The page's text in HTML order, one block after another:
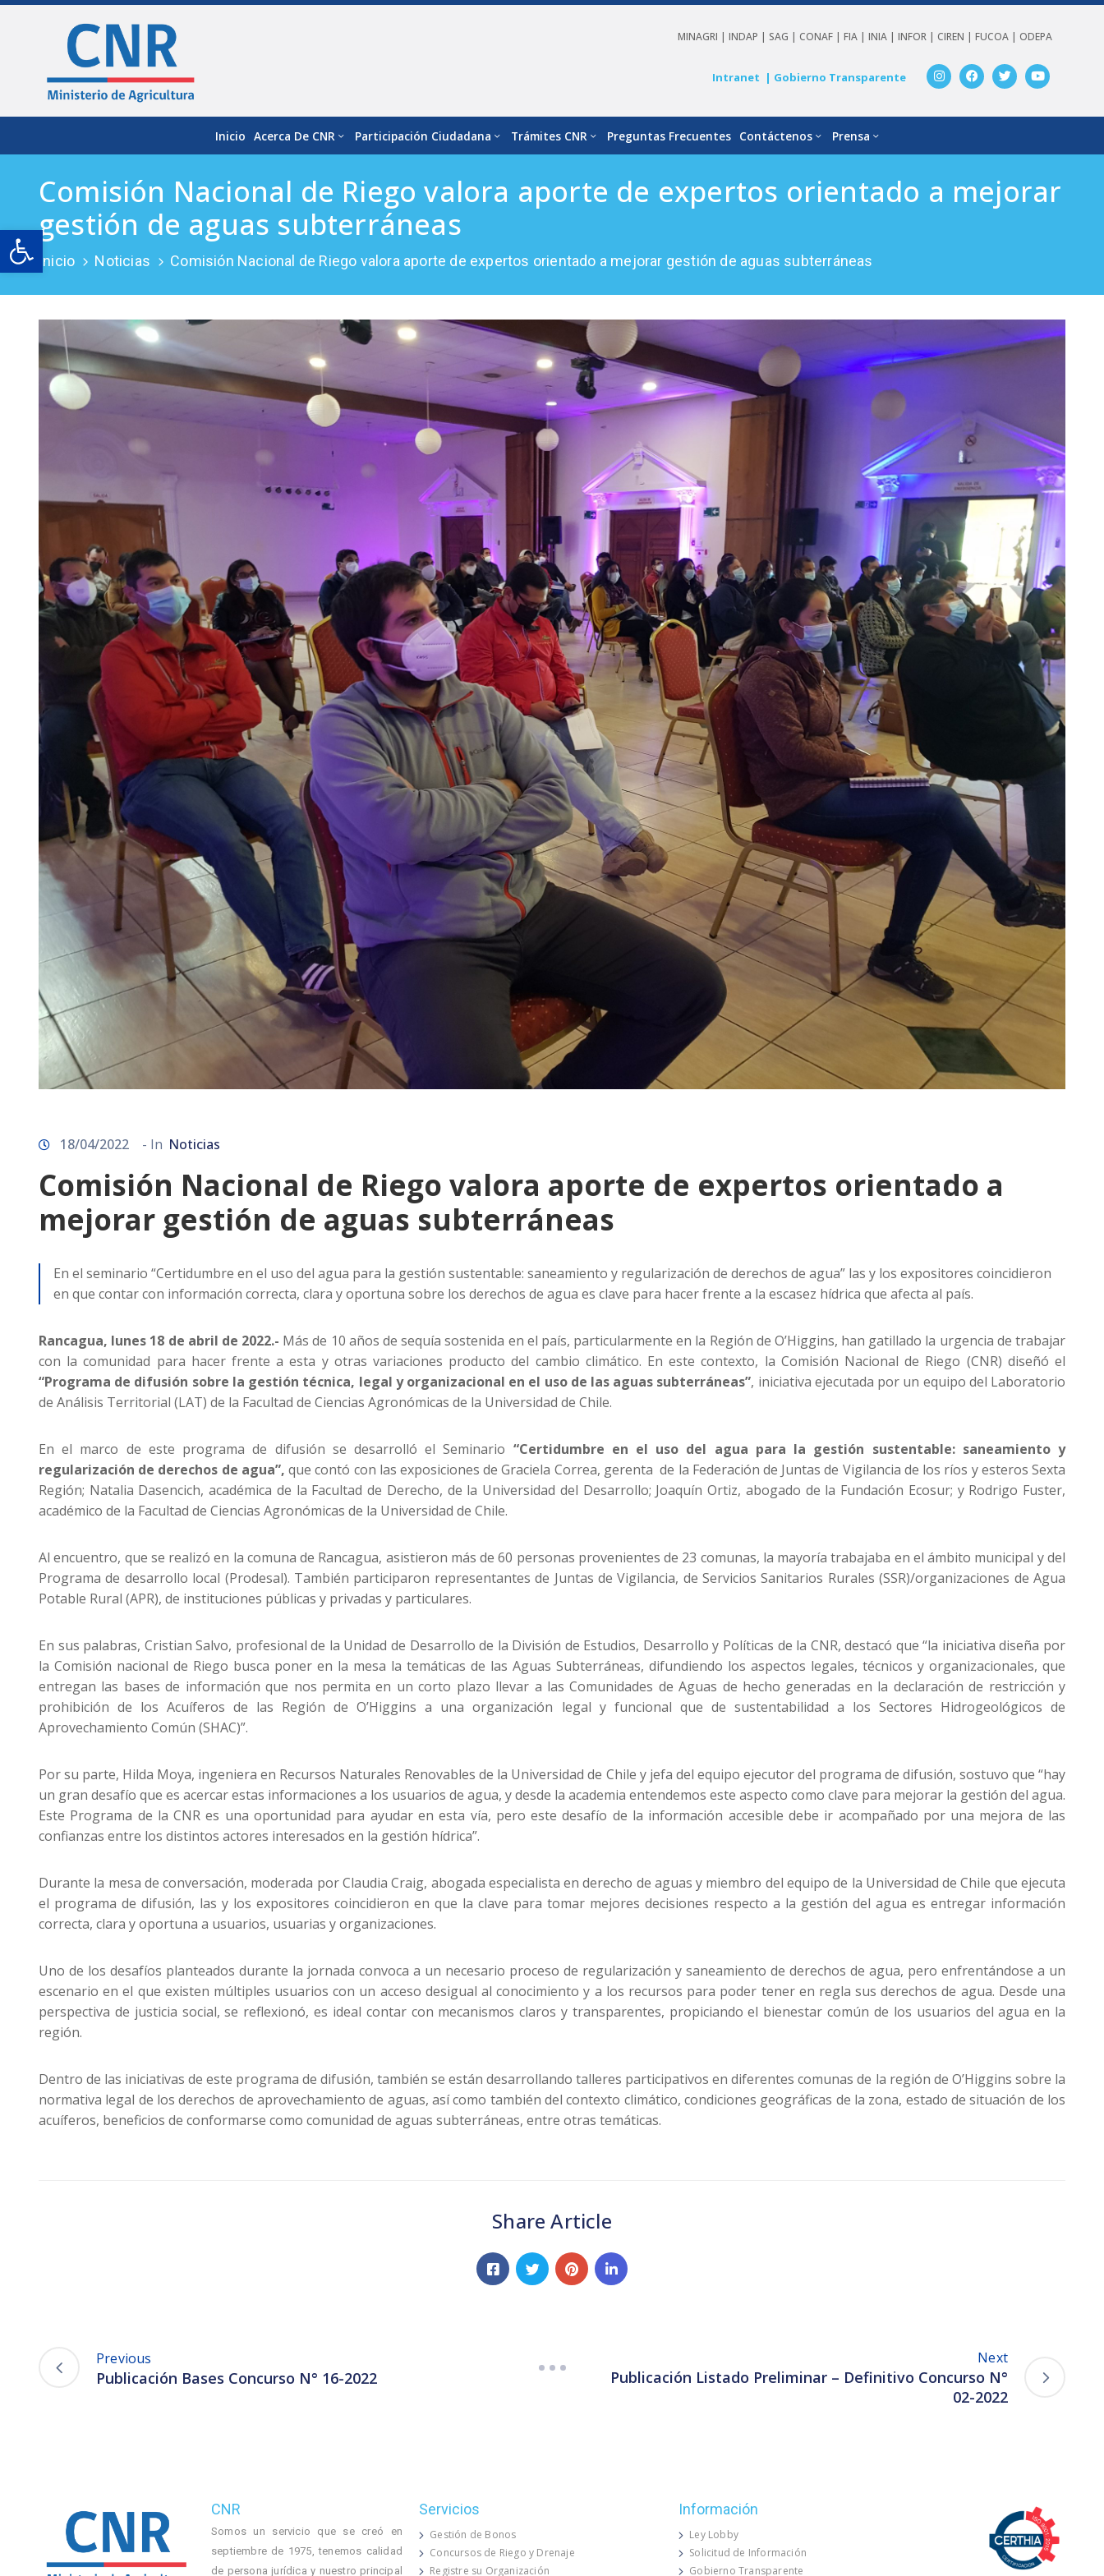
Open toolbar
MINAGRI |INDAP | SAG | CONAF |FIA |INIA |INFOR | CIREN |FUCOA | ODEPA
Intranet | Gobierno Transparente
Inicio Acerca De CNR Participación Ciudadana Trámites CNR Preguntas Frecuentes Contáctenos Prensa
Comisión Nacional de Riego valora aporte de expertos orientado a mejorar
gestión de aguas subterráneas
Inicio Noticias Comisión Nacional de Riego valora aporte de expertos orientado a mejorar gestión de aguas subterráneas
18/04/2022 - In Noticias
Comisión Nacional de Riego valora aporte de expertos orientado a
mejorar gestión de aguas subterráneas
En el seminario “Certidumbre en el uso del agua para la gestión sustentable: saneamiento y regularización de derechos de agua” las y los expositores coincidieron
en que contar con información correcta, clara y oportuna sobre los derechos de agua es clave para hacer frente a la escasez hídrica que afecta al país.
Rancagua, lunes 18 de abril de 2022.- Más de 10 años de sequía sostenida en el país, particularmente en la Región de O’Higgins, han gatillado la urgencia de trabajar
con la comunidad para hacer frente a esta y otras variaciones producto del cambio climático. En este contexto, la Comisión Nacional de Riego (CNR) diseñó el
“Programa de difusión sobre la gestión técnica, legal y organizacional en el uso de las aguas subterráneas”, iniciativa ejecutada por un equipo del Laboratorio
de Análisis Territorial (LAT) de la Facultad de Ciencias Agronómicas de la Universidad de Chile.
En el marco de este programa de difusión se desarrolló el Seminario “Certidumbre en el uso del agua para la gestión sustentable: saneamiento y
regularización de derechos de agua”,que contó con las exposiciones de Graciela Correa, gerenta de la Federación de Juntas de Vigilancia de los ríos y esteros Sexta
Región; Natalia Dasencich, académica de la Facultad de Derecho, de la Universidad del Desarrollo; Joaquín Ortiz, abogado de la Fundación Ecosur; y Rodrigo Fuster,
académico de la Facultad de Ciencias Agronómicas de la Universidad de Chile.
Al encuentro, que se realizó en la comuna de Rancagua, asistieron más de 60 personas provenientes de 23 comunas, la mayoría trabajaba en el ámbito municipal y del
Programa de desarrollo local (Prodesal). También participaron representantes de Juntas de Vigilancia, de Servicios Sanitarios Rurales (SSR)/organizaciones de Agua
Potable Rural (APR), de instituciones públicas y privadas y particulares.
En sus palabras, Cristian Salvo, profesional de la Unidad de Desarrollo de la División de Estudios, Desarrollo y Políticas de la CNR, destacó que “la iniciativa diseña por
la Comisión nacional de Riego busca poner en la mesa la temáticas de las Aguas Subterráneas, difundiendo los aspectos legales, técnicos y organizacionales, que
entregan las bases de información que nos permita en un corto plazo llevar a las Comunidades de Aguas de hecho generadas en la declaración de restricción y
prohibición de los Acuíferos de las Región de O’Higgins a una organización legal y funcional que de sustentabilidad a los Sectores Hidrogeológicos de
Aprovechamiento Común (SHAC)”.
Por su parte, Hilda Moya, ingeniera en Recursos Naturales Renovables de la Universidad de Chile y jefa del equipo ejecutor del programa de difusión, sostuvo que “hay
un gran desafío que es acercar estas informaciones a los usuarios de agua, y desde la academia entendemos este aspecto como clave para mejorar la gestión del agua.
Este Programa de la CNR es una oportunidad para ayudar en esta vía, pero este desafío de la información accesible debe ir acompañado por una mejora de las
confianzas entre los distintos actores interesados en la gestión hídrica”.
Durante la mesa de conversación, moderada por Claudia Craig, abogada especialista en derecho de aguas y miembro del equipo de la Universidad de Chile que ejecuta
el programa de difusión, las y los expositores coincidieron en que la clave para tomar mejores decisiones respecto a la gestión del agua es entregar información
correcta, clara y oportuna a usuarios, usuarias y organizaciones.
Uno de los desafíos planteados durante la jornada convoca a un necesario proceso de regularización y saneamiento de derechos de agua, pero enfrentándose a un
escenario en el que existen múltiples usuarios con un acceso desigual al conocimiento y a los recursos para poder tener en regla sus derechos de agua. Desde una
perspectiva de justicia social, se reflexionó, es ideal contar con mecanismos claros y transparentes, propiciando el bienestar común de los usuarios del agua en la
región.
Dentro de las iniciativas de este programa de difusión, también se están desarrollando talleres participativos en diferentes comunas de la región de O’Higgins sobre la
normativa legal de los derechos de aprovechamiento de aguas, así como también del contexto climático, condiciones geográficas de la zona, estado de situación de los
acuíferos, beneficios de conformarse como comunidad de aguas subterráneas, entre otras temáticas.
Share Article
Previous
Publicación Bases Concurso N° 16-2022
Next
Publicación Listado Preliminar – Definitivo Concurso N°
02-2022
CNR
Somos un servicio que se creó en
septiembre de 1975, tenemos calidad
de persona jurídica y nuestro principal
Servicios
Gestión de Bonos
Concursos de Riego y Drenaje
Registre su Organización
Información
Ley Lobby
Solicitud de Información
Gobierno Transparente